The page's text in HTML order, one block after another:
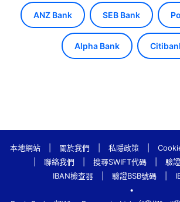
ANZ Bank SEB Bank
Alpha Bank
本地網站 關於我們 私隱政策
聯絡我們 搜尋SWIFT代碼 驗
IBAN檢查器
驗證BSB號碼
•